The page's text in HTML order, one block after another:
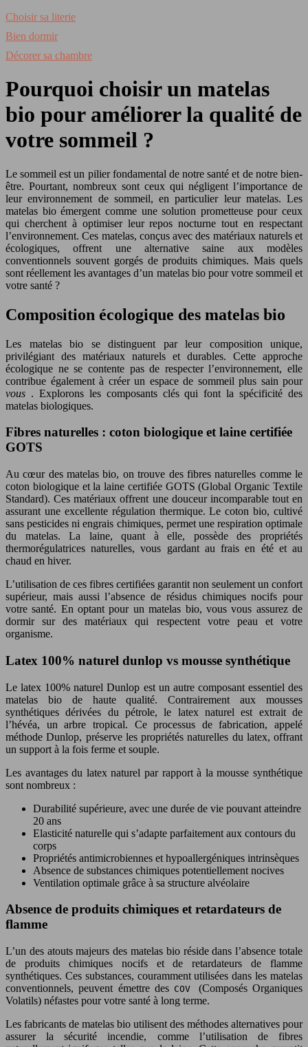
Choisir sa literie
Bien dormir
Décorer sa chambre
Pourquoi choisir un matelas
bio pour améliorer la qualité de
votre sommeil ?
Le sommeil est un pilier fondamental de notre santé et de notre bien-
être. Pourtant, nombreux sont ceux qui négligent l’importance de
leur environnement de sommeil, en particulier leur matelas. Les
matelas bio émergent comme une solution prometteuse pour ceux
qui cherchent à optimiser leur repos nocturne tout en respectant
l’environnement. Ces matelas, conçus avec des matériaux naturels et
écologiques, offrent une alternative saine aux modèles
conventionnels souvent gorgés de produits chimiques. Mais quels
sont réellement les avantages d’un matelas bio pour votre sommeil et
votre santé ?
Composition écologique des matelas bio
Les matelas bio se distinguent par leur composition unique,
privilégiant des matériaux naturels et durables. Cette approche
écologique ne se contente pas de respecter l’environnement, elle
contribue également à créer un espace de sommeil plus sain pour
vous . Explorons les composants clés qui font la spécificité des
matelas biologiques.
Fibres naturelles : coton biologique et laine certifiée
GOTS
Au cœur des matelas bio, on trouve des fibres naturelles comme le
coton biologique et la laine certifiée GOTS (Global Organic Textile
Standard). Ces matériaux offrent une douceur incomparable tout en
assurant une excellente régulation thermique. Le coton bio, cultivé
sans pesticides ni engrais chimiques, permet une respiration optimale
du matelas. La laine, quant à elle, possède des propriétés
thermorégulatrices naturelles, vous gardant au frais en été et au
chaud en hiver.
L’utilisation de ces fibres certifiées garantit non seulement un confort
supérieur, mais aussi l’absence de résidus chimiques nocifs pour
votre santé. En optant pour un matelas bio, vous vous assurez de
dormir sur des matériaux qui respectent votre peau et votre
organisme.
Latex 100% naturel dunlop vs mousse synthétique
Le latex 100% naturel Dunlop est un autre composant essentiel des
matelas bio de haute qualité. Contrairement aux mousses
synthétiques dérivées du pétrole, le latex naturel est extrait de
l’hévéa, un arbre tropical. Ce processus de fabrication, appelé
méthode Dunlop, préserve les propriétés naturelles du latex, offrant
un support à la fois ferme et souple.
Les avantages du latex naturel par rapport à la mousse synthétique
sont nombreux :
Durabilité supérieure, avec une durée de vie pouvant atteindre
20 ans
Elasticité naturelle qui s’adapte parfaitement aux contours du
corps
Propriétés antimicrobiennes et hypoallergéniques intrinsèques
Absence de substances chimiques potentiellement nocives
Ventilation optimale grâce à sa structure alvéolaire
Absence de produits chimiques et retardateurs de
flamme
L’un des atouts majeurs des matelas bio réside dans l’absence totale
de produits chimiques nocifs et de retardateurs de flamme
synthétiques. Ces substances, couramment utilisées dans les matelas
conventionnels, peuvent émettre des COV (Composés Organiques
Volatils) néfastes pour votre santé à long terme.
Les fabricants de matelas bio utilisent des méthodes alternatives pour
assurer la sécurité incendie, comme l’utilisation de fibres